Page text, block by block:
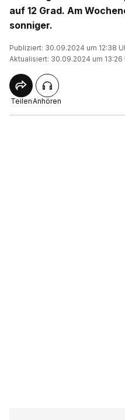
auf 12 Grad. Am
sonniger.
Publiziert: 30.09.2024 um 12:38
Aktualisiert: 30.09.2024 um 13:26
TeilenAnhören